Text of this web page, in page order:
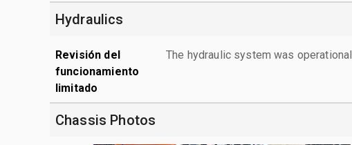
Hydraulics
Revisión del
funcionamiento
limitado
The hydraulic system was operational.
Chassis Photos